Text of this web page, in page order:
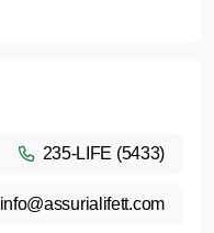
235-LIFE (5433)
info@assurialifett.com